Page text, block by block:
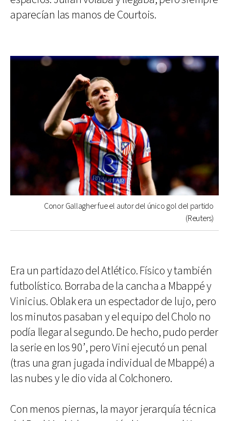
aparecían las manos de Courtois.
Conor Gallagher fue el autor del único gol del partido
(Reuters)
Era un partidazo del Atlético. Físico y también
futbolístico. Borraba de la cancha a Mbappé y
Vinicius. Oblak era un espectador de lujo, pero
los minutos pasaban y el equipo del Cholo no
podía llegar al segundo. De hecho, pudo perder
la serie en los 90’, pero Vini ejecutó un penal
(tras una gran jugada individual de Mbappé) a
las nubes y le dio vida al Colchonero.
Con menos piernas, la mayor jerarquía técnica